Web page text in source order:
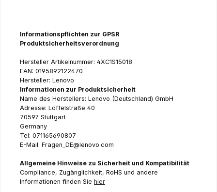
Informationspflichten zur GPSR
Produktsicherheitsverordnung
Hersteller Artikelnummer: 4XC1S15018
EAN: 0195892122470
Hersteller: Lenovo
Informationen zur Produktsicherheit
Name des Herstellers: Lenovo (Deutschland) GmbH
Adresse: Löffelstraße 40
70597 Stuttgart
Germany
Tel: 071165690807
E-Mail: Fragen_DE@lenovo.com
Allgemeine Hinweise zu Sicherheit und Kompatibilität
Compliance, Zugänglichkeit, RoHS und andere
Informationen finden Sie hier